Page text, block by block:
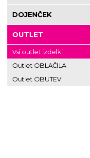
DOJENČEK
OUTLET
Vsi outlet izdelki
Outlet OBLAČILA
Outlet OBUTEV